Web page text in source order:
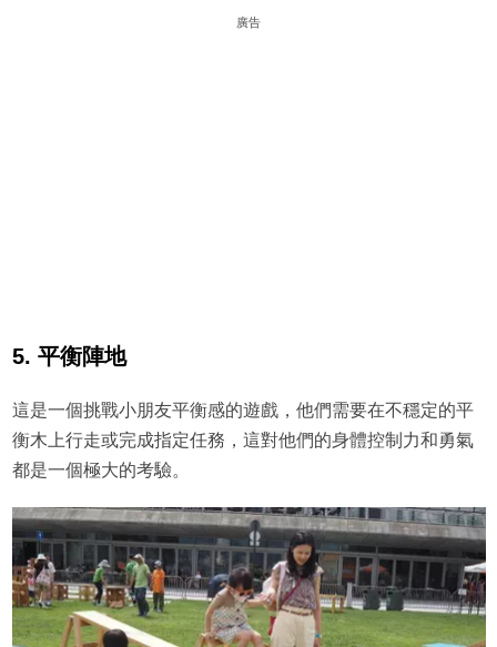
廣告
5. 平衡陣地
這是一個挑戰小朋友平衡感的遊戲，他們需要在不穩定的平
衡木上行走或完成指定任務，這對他們的身體控制力和勇氣
都是一個極大的考驗。